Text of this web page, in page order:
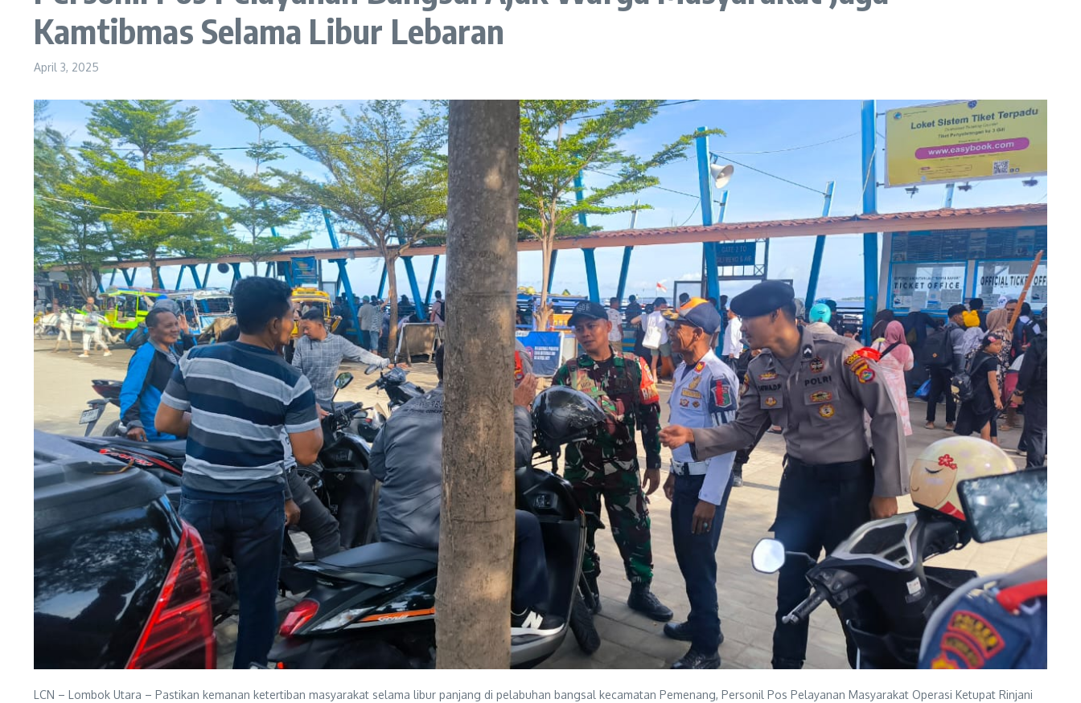
Kamtibmas Selama Libur Lebaran
April 3, 2025
LCN – Lombok Utara – Pastikan kemanan ketertiban masyarakat selama libur panjang di pelabuhan bangsal kecamatan Pemenang, Personil Pos Pelayanan Masyarakat Operasi Ketupat Rinjani